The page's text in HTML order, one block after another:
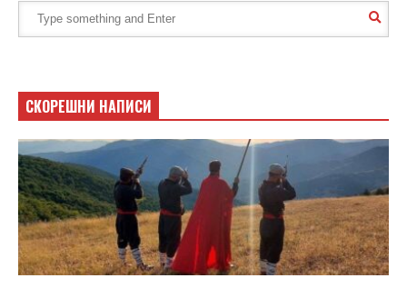
СКОРЕШНИ НАПИСИ